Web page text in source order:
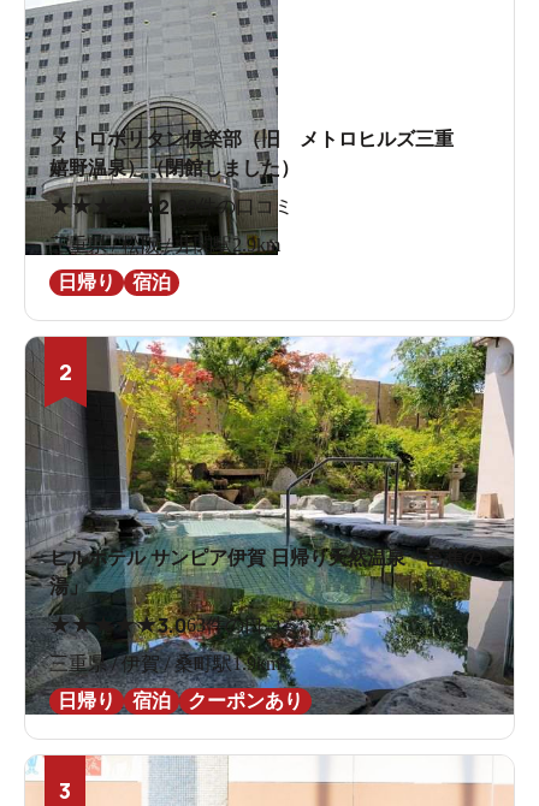
メトロポリタン倶楽部（旧 メトロヒルズ三重
嬉野温泉）（閉館しました）
★★ ★★★2.8
9件の口コミ
三重県 / 松阪 / 井関駅2.9km
日帰り
宿泊
2
ヒルホテル サンピア伊賀 日帰り天然温泉「芭蕉の
湯」
★★★ ★★3.063件の口コミ
三重県 / 伊賀 / 桑町駅1.9km
日帰り
宿泊 クーポンあり
3